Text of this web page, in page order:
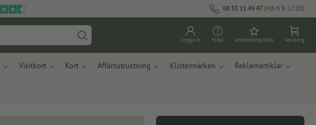
08 55 11 49 47 (Må-fr 8-17:00)
Logga in Hjälp Anteckningslista Varukorg
Visitkort Kort Affärsutrustning Klistermärken Reklamartiklar